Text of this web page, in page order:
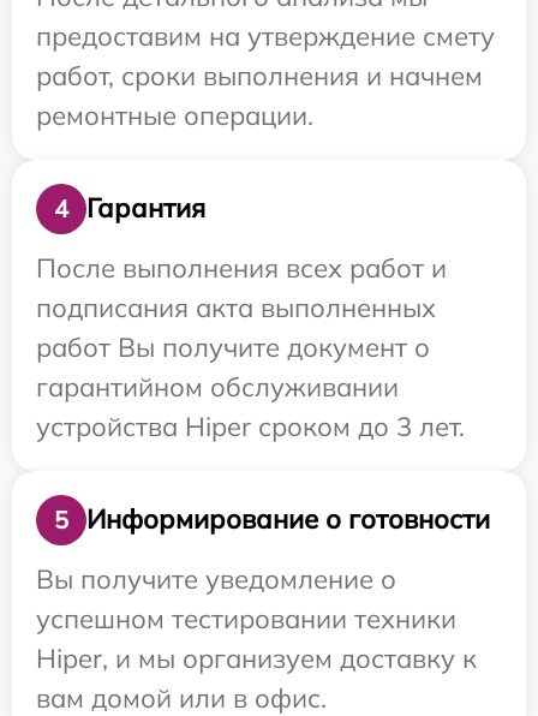
предоставим на утверждение смету
работ, сроки выполнения и начнем
ремонтные операции.
4
Гарантия
После выполнения всех работ и
подписания акта выполненных
работ Вы получите документ о
гарантийном обслуживании
устройства Hiper сроком до 3 лет.
5
Информирование о готовности
Вы получите уведомление о
успешном тестировании техники
Hiper, и мы организуем доставку к
вам домой или в офис.